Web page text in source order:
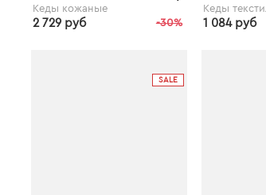
Кеды кожаные
-30%
2 729 руб 1 084 руб
SALE